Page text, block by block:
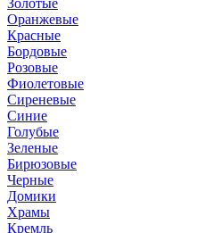
Оранжевые
Красные
Бордовые
Розовые
Фиолетовые
Сиреневые
Синие
Голубые
Зеленые
Бирюзовые
Черные
Домики
Храмы
Кремль